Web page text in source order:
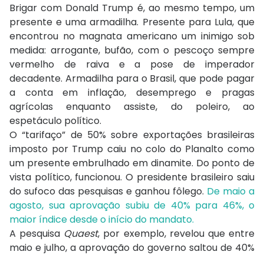
Brigar com Donald Trump é, ao mesmo tempo, um
presente e uma armadilha. Presente para Lula, que
encontrou no magnata americano um inimigo sob
medida: arrogante, bufão, com o pescoço sempre
vermelho de raiva e a pose de imperador
decadente. Armadilha para o Brasil, que pode pagar
a conta em inflação, desemprego e pragas
agrícolas enquanto assiste, do poleiro, ao
espetáculo político.
O “tarifaço” de 50% sobre exportações brasileiras
imposto por Trump caiu no colo do Planalto como
um presente embrulhado em dinamite. Do ponto de
vista político, funcionou. O presidente brasileiro saiu
do sufoco das pesquisas e ganhou fôlego. De maio a
agosto, sua aprovação subiu de 40% para 46%, o
maior índice desde o início do mandato.
A pesquisa Quaest, por exemplo, revelou que entre
maio e julho, a aprovação do governo saltou de 40%